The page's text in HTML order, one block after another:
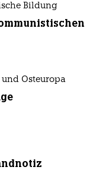
Bildung
Osteuropa